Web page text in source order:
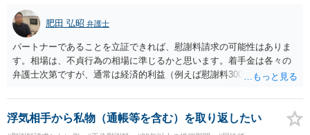
肥田 弘昭 弁護士
パートナーであることを立証できれば、慰謝料請求の可能性はありま
す。相場は、不貞行為の相場に準じるかと思います。着手金は各々の
弁護士次第ですが、通常は経済的利益（例えば慰謝料300万円）であれ
と思います。ご参考にしてください。
浮気相手から私物（通帳等を含む）を取り返したい